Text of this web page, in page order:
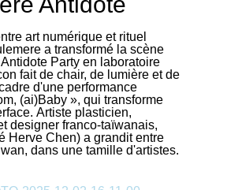
art numérique et rituel
a transformé la scène
Party en laboratoire
fait de chair, de lumière et de
d'une performance
(ai)Baby », qui transforme
Artiste plasticien,
designer franco-taïwanais,
Herve Chen) a grandit entre
dans une tamille d'artistes.